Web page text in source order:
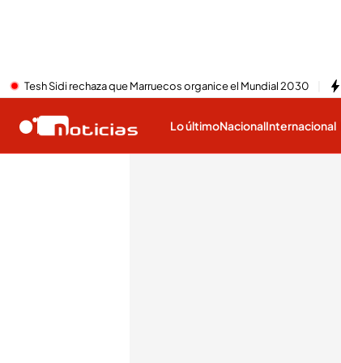
Tesh Sidi rechaza que Marruecos organice el Mundial 2030
Lo últimoNacionalInternacional